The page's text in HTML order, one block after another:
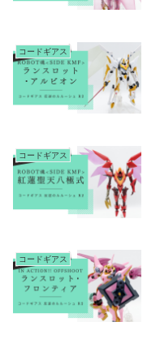
コードギアス
コードギアス
コードギアス